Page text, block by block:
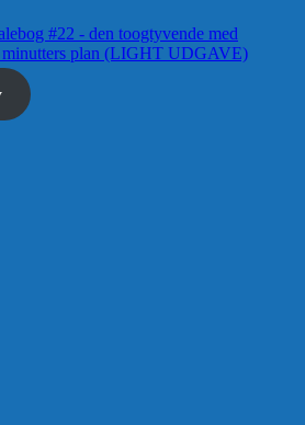
#22 - den toogtyvende med
minutters plan (LIGHT UDGAVE)